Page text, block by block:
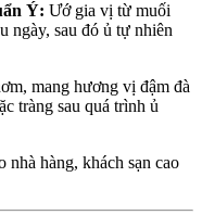
Ý: Ướ gia vị từ muối
ngày, sau đó ủ tự nhiên
mang hương vị đậm đà
tràng sau quá trình ủ
nhà hàng, khách sạn cao